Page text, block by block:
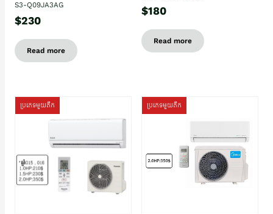
S3-Q09JA3AG
$230
Read more
$180
Read more
ប្រភេទមួយតឹក ប្រភេទមួយតឹក